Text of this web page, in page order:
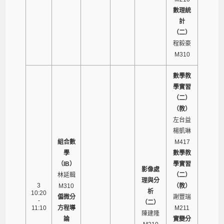
數理統
計
（二）
程毅豪
M310
3
10:20
-
11:10
組合數
學
（IB）
林延輯
M310
偏微分
方程導
論
影像處
理與分
析
（二）
陳建隆
數學教
學實習
（二）
（教）
左台益
楊凱琳
M417
數學教
學實習
（二）
（教）
謝豐瑞
M211
實變分